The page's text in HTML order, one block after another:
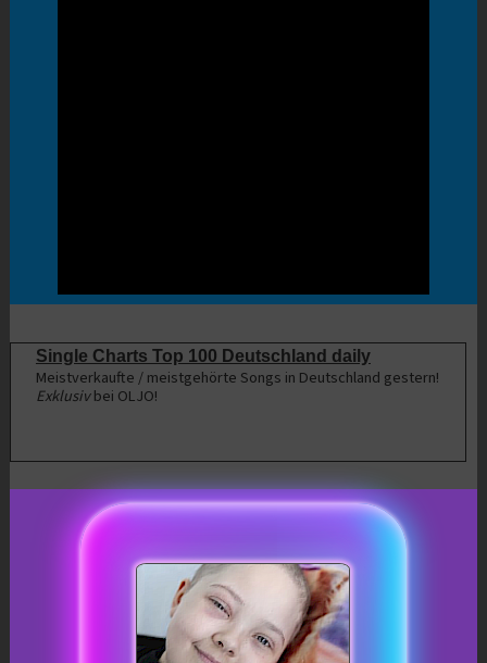
Single Charts Top 100 Deutschland daily
Meistverkaufte / meistgehörte Songs in Deutschland gestern!
Exklusivbei OLJO!